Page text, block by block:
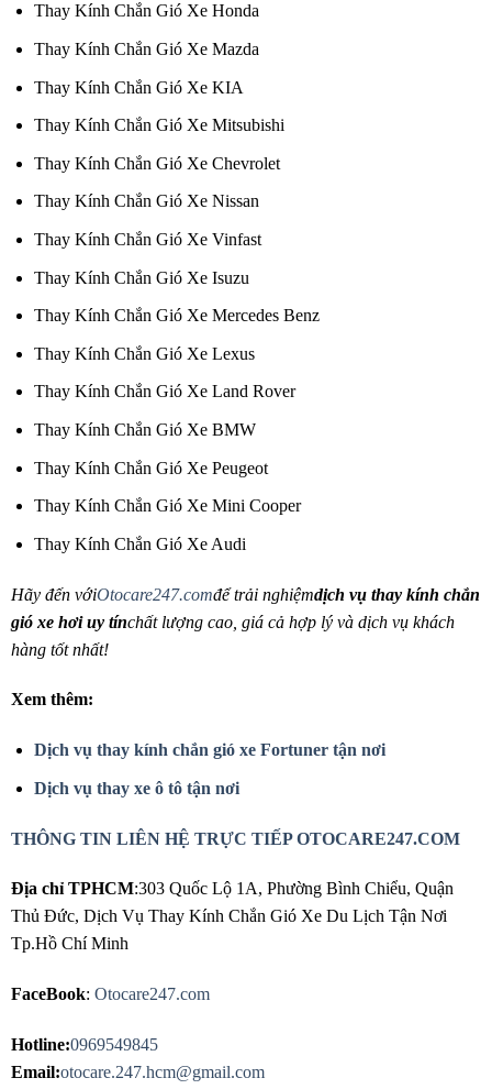
Thay Kính Chắn Gió Xe Honda
Thay Kính Chắn Gió Xe Mazda
Thay Kính Chắn Gió Xe KIA
Thay Kính Chắn Gió Xe Mitsubishi
Thay Kính Chắn Gió Xe Chevrolet
Thay Kính Chắn Gió Xe Nissan
Thay Kính Chắn Gió Xe Vinfast
Thay Kính Chắn Gió Xe Isuzu
Thay Kính Chắn Gió Xe Mercedes Benz
Thay Kính Chắn Gió Xe Lexus
Thay Kính Chắn Gió Xe Land Rover
Thay Kính Chắn Gió Xe BMW
Thay Kính Chắn Gió Xe Peugeot
Thay Kính Chắn Gió Xe Mini Cooper
Thay Kính Chắn Gió Xe Audi
Hãy đến vớiOtocare247.comđể trải nghiệmdịch vụ thay kính chắn
gió xe hơi uy tínchất lượng cao, giá cả hợp lý và dịch vụ khách
hàng tốt nhất!
Xem thêm:
Dịch vụ thay kính chắn gió xe Fortuner tận nơi
Dịch vụ thay xe ô tô tận nơi
THÔNG TIN LIÊN HỆ TRỰC TIẾP OTOCARE247.COM
Địa chỉ TPHCM:303 Quốc Lộ 1A, Phường Bình Chiểu, Quận
Thủ Đức, Dịch Vụ Thay Kính Chắn Gió Xe Du Lịch Tận Nơi
Tp.Hồ Chí Minh
FaceBook: Otocare247.com
Hotline:0969549845
Email:otocare.247.hcm@gmail.com